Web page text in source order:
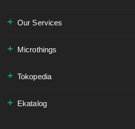
Our Services
Microthings
Tokopedia
Ekatalog